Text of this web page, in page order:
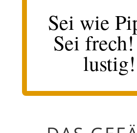
Sei wie
Sei
lustig!